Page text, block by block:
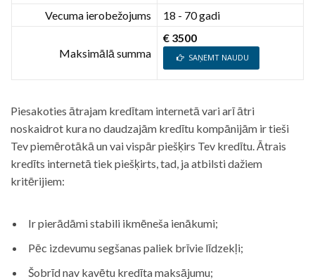
Vecuma ierobežojums
18 - 70 gadi
Maksimālā summa
€ 3500
SAŅEMT NAUDU
Piesakoties ātrajam kredītam internetā vari arī ātri
noskaidrot kura no daudzajām kredītu kompānijām ir tieši
Tev piemērotākā un vai vispār piešķirs Tev kredītu. Ātrais
kredīts internetā tiek piešķirts, tad, ja atbilsti dažiem
kritērijiem:
Ir pierādāmi stabili ikmēneša ienākumi;
Pēc izdevumu segšanas paliek brīvie līdzekļi;
Šobrīd nav kavētu kredīta maksājumu;